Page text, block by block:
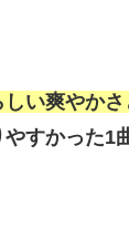
い爽やか
すかった1